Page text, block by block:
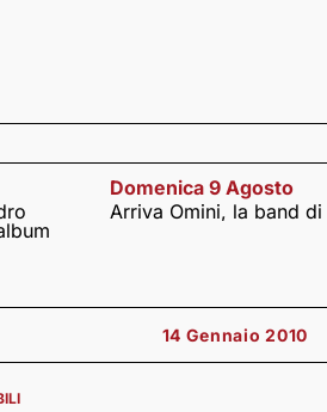
Domenica 9 Agosto
Arriva Omini, la band
14 Gennaio 2010